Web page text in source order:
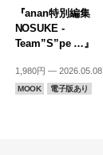
『anan特別編集
NOSUKE -
Team”S”pe …』
1,980円 — 2026.05.08
MOOK 電子版あり